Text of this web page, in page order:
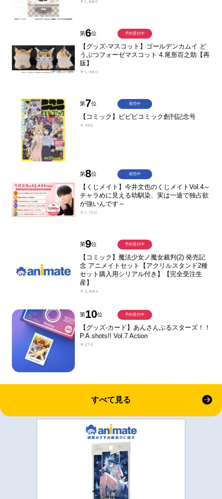
￥1,980
第6位
【グッズ-マスコット】ゴールデンカムイ ど
うぶつフォーゼマスコット 4.尾形百之助【再
販】
￥1,980
予約受付中
第7位
【コミック】ビビビコミック創刊記念号
￥935
発売中
第8位
【くじメイト】今井文也のくじメイトVol.4～
チャラめに見える幼馴染、実は一途で独占欲
が強いんです～
￥1,100
発売中
第9位
【コミック】魔法少女ノ魔女裁判(2) 発売記
念 アニメイトセット【アクリルスタンド2種
セット購入用シリアル付き】【完全受注生
産】
￥2,684
予約受付中
第10位
【グッズ-カード】あんさんぶるスターズ！！
P.A.shots!! Vol.7 Action
￥275
予約受付中
すべて見る